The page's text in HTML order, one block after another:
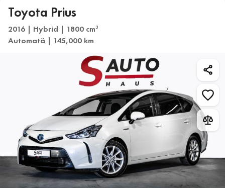
Toyota Prius
2016 | Hybrid | 1800 cm3
Automată | 145,000 km